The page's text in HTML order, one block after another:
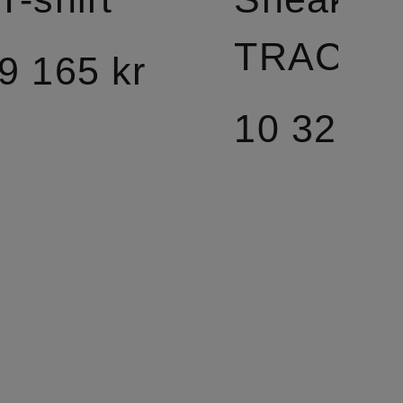
9 165 kr
TRACK
10 325